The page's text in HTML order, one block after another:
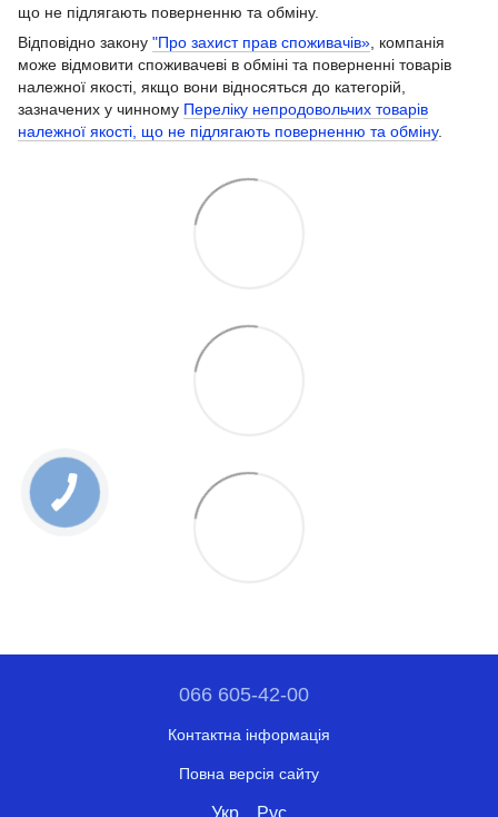
що не підлягають поверненню та обміну.
Відповідно закону "Про захист прав споживачів» , компанія
може відмовити споживачеві в обміні та поверненні товарів
належної якості, якщо вони відносяться до категорій,
зазначених у чинному Переліку непродовольчих товарів
належної якості, що не підлягають поверненню та обміну.
066 605-42-00
Контактна інформація
Повна версія сайту
Укр Рус